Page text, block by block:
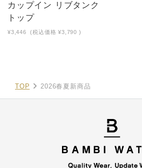
カップイン リブタンク
トップ
¥3,446 (税込価格 ¥3,790 )
TOP 2026春夏新商品
COUPON
COUPON